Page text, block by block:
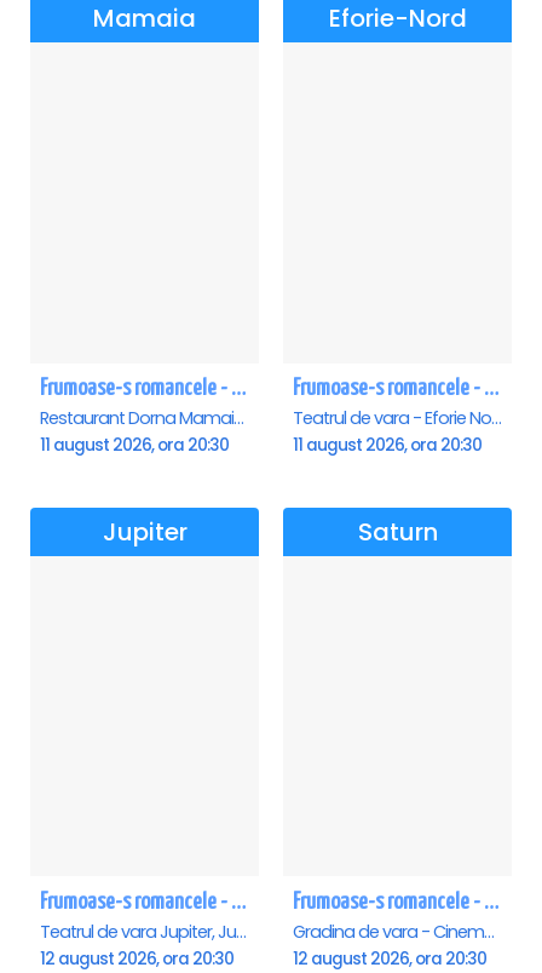
Mamaia
Frumoase-s romancele - Mamaia
Restaurant Dorna Mamaia, Mamaia
11 august 2026, ora 20:30
Eforie-Nord
Frumoase-s romancele - Eforie Nord
Teatrul de vara - Eforie Nord, Eforie-Nord
11 august 2026, ora 20:30
Jupiter
Frumoase-s romancele - Jupiter
Teatrul de vara Jupiter, Jupiter
12 august 2026, ora 20:30
Saturn
Frumoase-s romancele - Saturn
Gradina de vara - Cinema Saturn, Saturn
12 august 2026, ora 20:30